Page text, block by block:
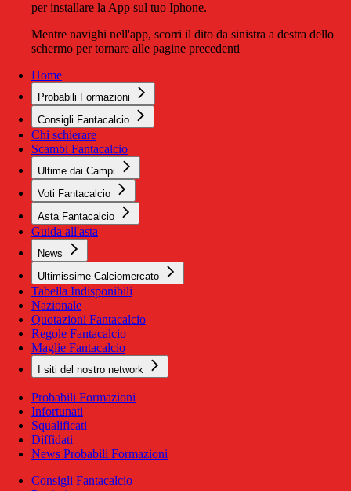
per installare la App sul tuo Iphone.
Mentre navighi nell'app, scorri il dito da sinistra a destra dello
schermo per tornare alle pagine precedenti
Home
Probabili Formazioni
Consigli Fantacalcio
Chi schierare
Scambi Fantacalcio
Ultime dai Campi
Voti Fantacalcio
Asta Fantacalcio
Guida all'asta
News
Ultimissime Calciomercato
Tabella Indisponibili
Nazionale
Quotazioni Fantacalcio
Regole Fantacalcio
Maglie Fantacalcio
I siti del nostro network
Probabili Formazioni
Infortunati
Squalificati
Diffidati
News Probabili Formazioni
Consigli Fantacalcio